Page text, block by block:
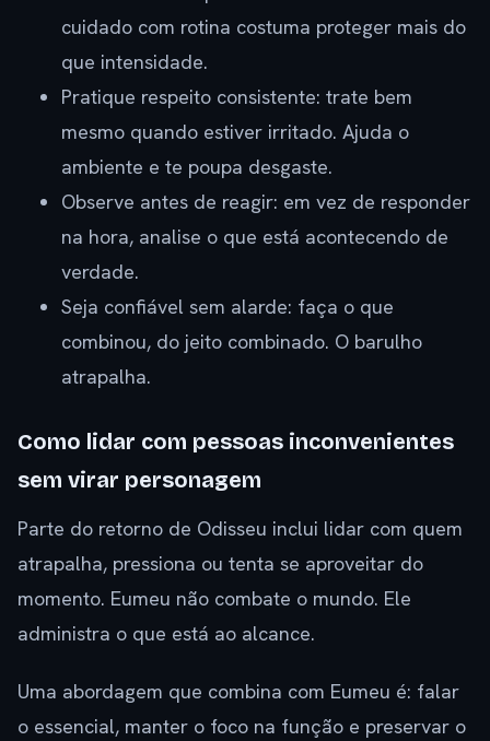
cuidado com rotina costuma proteger mais do
que intensidade.
Pratique respeito consistente: trate bem
mesmo quando estiver irritado. Ajuda o
ambiente e te poupa desgaste.
Observe antes de reagir: em vez de responder
na hora, analise o que está acontecendo de
verdade.
Seja confiável sem alarde: faça o que
combinou, do jeito combinado. O barulho
atrapalha.
Como lidar com pessoas inconvenientes
sem virar personagem
Parte do retorno de Odisseu inclui lidar com quem
atrapalha, pressiona ou tenta se aproveitar do
momento. Eumeu não combate o mundo. Ele
administra o que está ao alcance.
Uma abordagem que combina com Eumeu é: falar
o essencial, manter o foco na função e preservar o